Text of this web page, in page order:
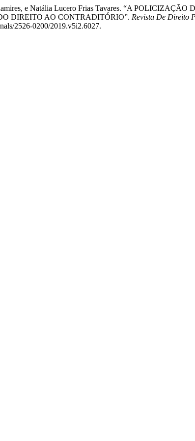
e Natália Lucero Frias Tavares. “A
DIREITO AO CONTRADITÓRIO”. Revista De Direito
2526-0200/2019.v5i2.6027.